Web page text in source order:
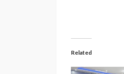
Related